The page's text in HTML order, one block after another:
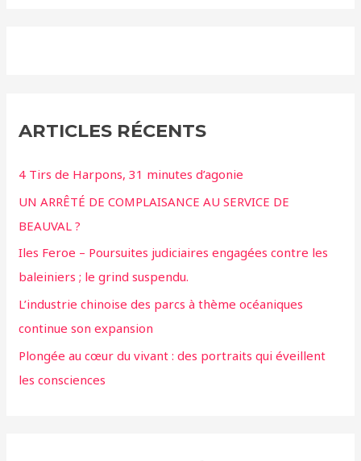
ARTICLES RÉCENTS
4 Tirs de Harpons, 31 minutes d’agonie
UN ARRÊTÉ DE COMPLAISANCE AU SERVICE DE
BEAUVAL ?
Iles Feroe – Poursuites judiciaires engagées contre les
baleiniers ; le grind suspendu.
L’industrie chinoise des parcs à thème océaniques
continue son expansion
Plongée au cœur du vivant : des portraits qui éveillent
les consciences